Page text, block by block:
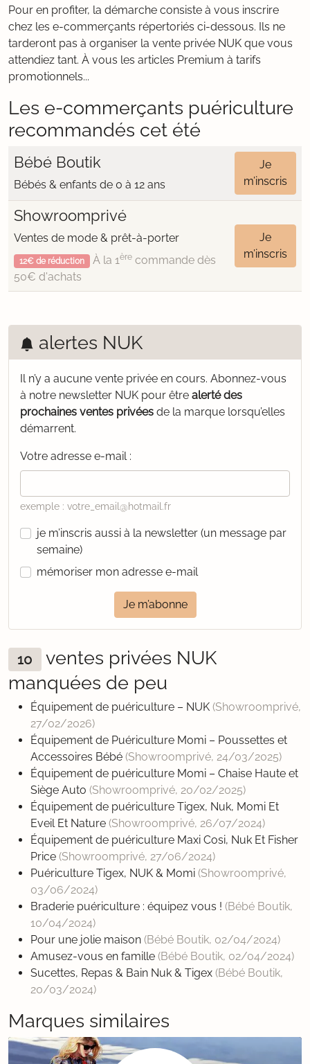
Pour en profiter, la démarche consiste à vous inscrire
chez les e-commerçants répertoriés ci-dessous. Ils ne
tarderont pas à organiser la vente privée NUK que vous
attendiez tant. À vous les articles Premium à tarifs
promotionnels...
Les e-commerçants puériculture
recommandés cet été
Bébé Boutik
Bébés & enfants de 0 à 12 ans
Je
m’inscris
Showroomprivé
Ventes de mode & prêt-à-porter
12€ de réduction À la 1èrecommande dès
50€ d'achats
Je
m’inscris
alertes NUK
Il n’y a aucune vente privée en cours. Abonnez-vous
à notre newsletter NUK pour être alerté des
prochaines ventes privées de la marque lorsqu’elles
démarrent.
Votre adresse e-mail :
exemple : votre_email@hotmail.fr
je m’inscris aussi à la newsletter (un message par
semaine)
mémoriser mon adresse e-mail
Je m’abonne
10
ventes privées NUK
manquées de peu
Équipement de puériculture – NUK (Showroomprivé,
27/02/2026)
Équipement de Puériculture Momi – Poussettes et
Accessoires Bébé (Showroomprivé, 24/03/2025)
Équipement de puériculture Momi – Chaise Haute et
Siège Auto (Showroomprivé, 20/02/2025)
Équipement de puériculture Tigex, Nuk, Momi Et
Eveil Et Nature (Showroomprivé, 26/07/2024)
Équipement de puériculture Maxi Cosi, Nuk Et Fisher
Price (Showroomprivé, 27/06/2024)
Puériculture Tigex, NUK & Momi (Showroomprivé,
03/06/2024)
Braderie puériculture : équipez vous ! (Bébé Boutik,
10/04/2024)
Pour une jolie maison (Bébé Boutik, 02/04/2024)
Amusez-vous en famille (Bébé Boutik, 02/04/2024)
Sucettes, Repas & Bain Nuk & Tigex (Bébé Boutik,
20/03/2024)
Marques similaires